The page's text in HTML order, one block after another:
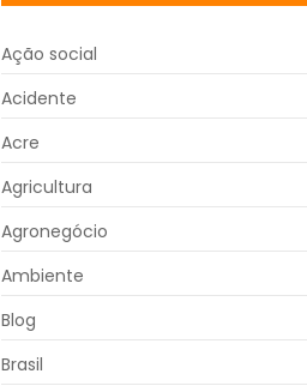
Ação social
Acidente
Acre
Agricultura
Agronegócio
Ambiente
Blog
Brasil